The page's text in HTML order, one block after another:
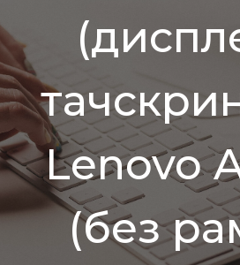
Lenovo
(без